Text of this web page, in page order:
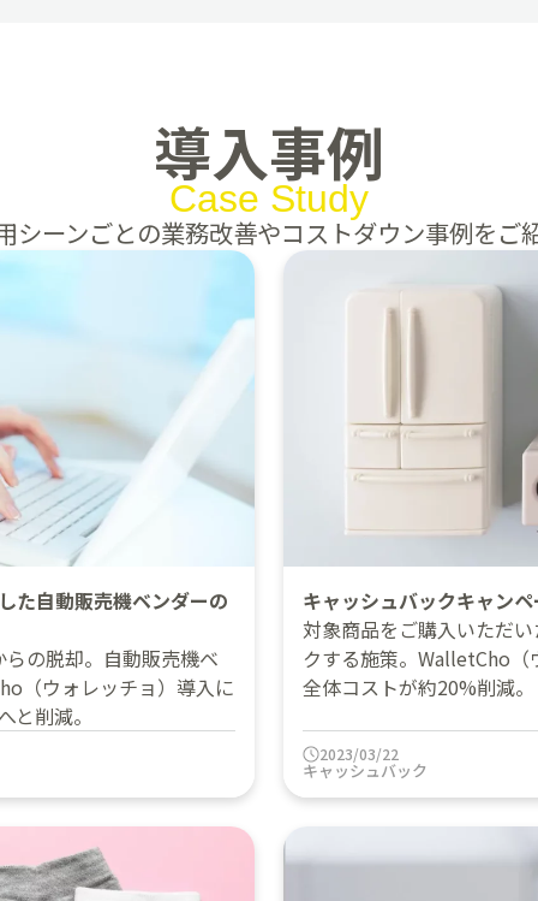
導入事例
Case Study
シーンごとの業務改善やコストダウン事例をご
た自動販売機ベンダーの
の脱却。自動販売機ベ
（ウォレッチョ）導入に
削減。
キャッシュバックキャンペ
対象商品をご購入いただ
クする施策。WalletCho（
全体コストが約20%削減。
2023/03/22
キャッシュバック